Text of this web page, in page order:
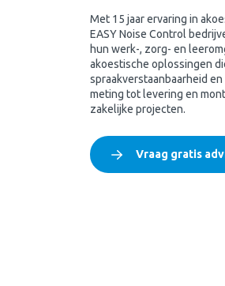
Met 15 jaar ervaring in
EASY Noise Control
hun werk-, zorg- en
akoestische oplossingen
spraakverstaanbaarheid
meting tot levering en
zakelijke projecten.
Vraag gratis